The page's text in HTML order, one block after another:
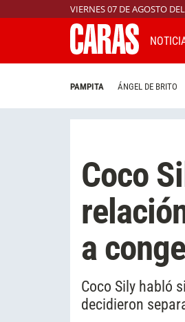
VIERNES 07 DE AGOSTO
PAMPITA ÁNGEL DE BRITO
Coco
a
Coco Sily habló
decidieron